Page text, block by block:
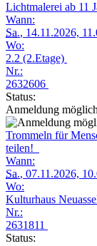
Lichtmalerei ab 11
Wann:
Sa., 14.11.2026,
Wo:
2.2 (2.Etage)
Nr.:
2632606
Status:
Anmeldung möglich
Trommeln für
teilen!
Wann:
Sa., 07.11.2026,
Wo:
Kulturhaus
Nr.:
2631811
Status: